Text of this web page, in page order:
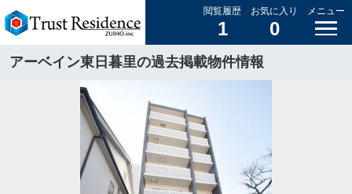
閲覧履歴
1
お気に入り
0
メニュー
アーベイン東日暮里の過去掲載物件情報